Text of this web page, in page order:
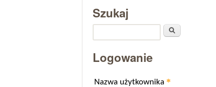
Szukaj
Logowanie
Nazwa użytkownika *